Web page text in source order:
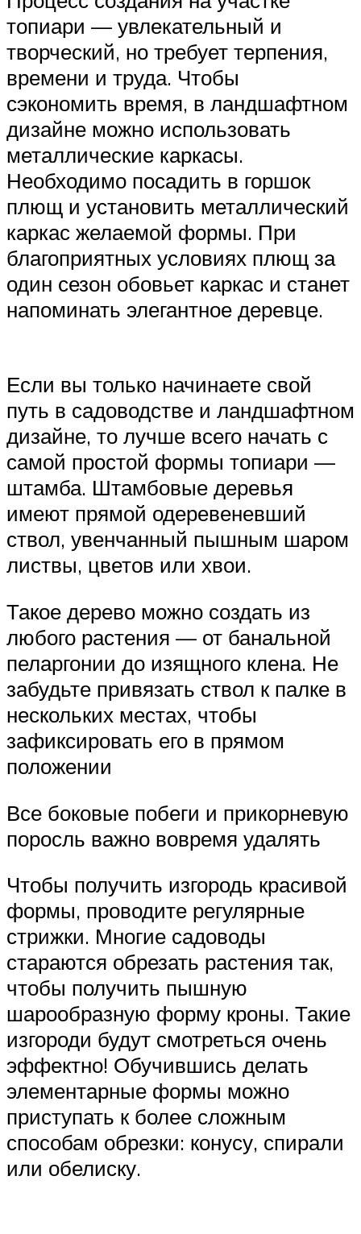
топиари — увлекательный и
творческий, но требует терпения,
времени и труда. Чтобы
сэкономить время, в ландшафтном
дизайне можно использовать
металлические каркасы.
Необходимо посадить в горшок
плющ и установить металлический
каркас желаемой формы. При
благоприятных условиях плющ за
один сезон обовьет каркас и станет
напоминать элегантное деревце.
Если вы только начинаете свой
путь в садоводстве и ландшафтном
дизайне, то лучше всего начать с
самой простой формы топиари —
штамба. Штамбовые деревья
имеют прямой одеревеневший
ствол, увенчанный пышным шаром
листвы, цветов или хвои.
Такое дерево можно создать из
любого растения — от банальной
пеларгонии до изящного клена. Не
забудьте привязать ствол к палке в
нескольких местах, чтобы
зафиксировать его в прямом
положении
Все боковые побеги и прикорневую
поросль важно вовремя удалять
Чтобы получить изгородь красивой
формы, проводите регулярные
стрижки. Многие садоводы
стараются обрезать растения так,
чтобы получить пышную
шарообразную форму кроны. Такие
изгороди будут смотреться очень
эффектно! Обучившись делать
элементарные формы можно
приступать к более сложным
способам обрезки: конусу, спирали
или обелиску.